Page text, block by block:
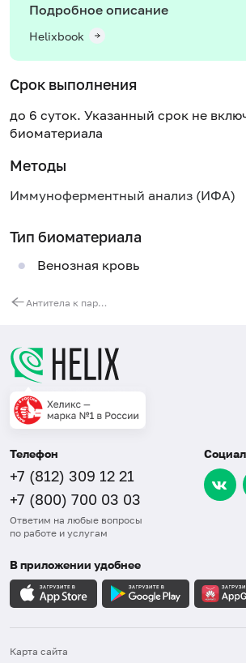
Подробное описание
Helixbook
Срок выполнения
до 6 суток. Указанный срок не
биоматериала
Методы
Иммуноферментный анализ (ИФА)
Тип биоматериала
Венозная кровь
Антитела к парвовирусу (Parvovirus B19, IgG)
Телефон
+7 (812) 309 12 21
+7 (800) 700 03 03
Ответим на любые вопросы
по работе и услугам
В приложении удобнее
Карта сайта